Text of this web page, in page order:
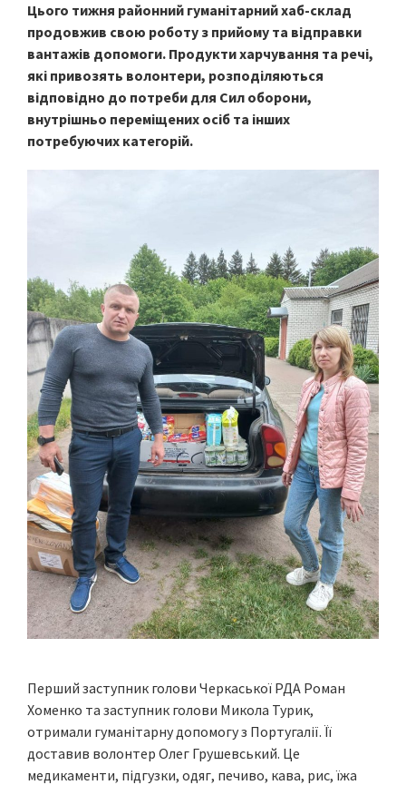
Цього тижня районний гуманітарний хаб-склад
продовжив свою роботу з прийому та відправки
вантажів допомоги. Продукти харчування та речі,
які привозять волонтери, розподіляються
відповідно до потреби для Сил оборони,
внутрішньо переміщених осіб та інших
потребуючих категорій.
Перший заступник голови Черкаської РДА Роман
Хоменко та заступник голови Микола Турик,
отримали гуманітарну допомогу з Португалії. Її
доставив волонтер Олег Грушевський. Це
медикаменти, підгузки, одяг, печиво, кава, рис, їжа